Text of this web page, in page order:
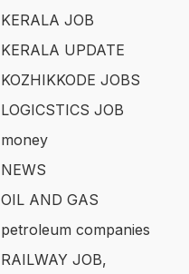
KERALA JOB
KERALA UPDATE
KOZHIKKODE JOBS
LOGICSTICS JOB
money
NEWS
OIL AND GAS
petroleum companies
RAILWAY JOB,